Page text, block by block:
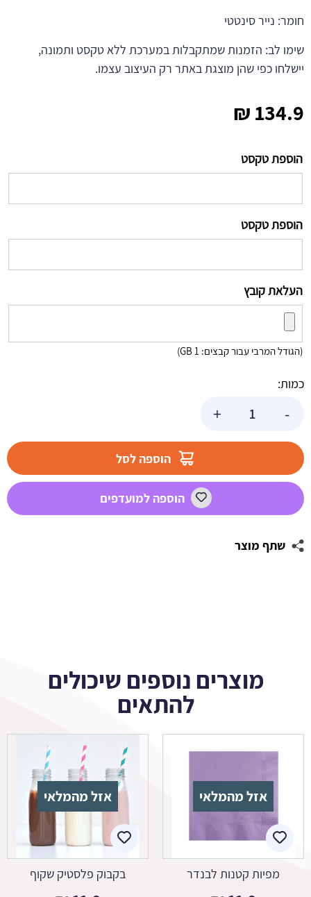
134.9
₪
הוספת טקסט
הוספת טקסט
העלאת קובץ
(הגודל המרבי עבור קבצים: 1 GB)
כמות:
-
בעיצוב
בת
הקסומה
+
הוספה לסל
הוספה למועדפים
שתף מוצר
חומר: נייר סינטטי
שימו לב: הזמנות שמתקבלות במערכת ללא טקסט ותמונה,
יישלחו כפי שהן מוצגת באתר רק העיצוב עצמו.
מוצרים נוספים שיכולים
להתאים
אזל מהמלאי
מפיות קטנות לבנדר
אזל מהמלאי
בקבוק פלסטיק שקוף